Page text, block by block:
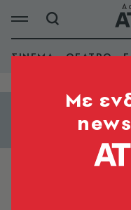
ΣΙΝΕΜΑ ΘΕΑΤΡΟ
Εμφάνιση
Mε